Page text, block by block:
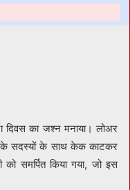
दिवस का जश्न मनाया। लोअर
के सदस्यों के साथ केक काटकर
को समर्पित किया गया, जो इस